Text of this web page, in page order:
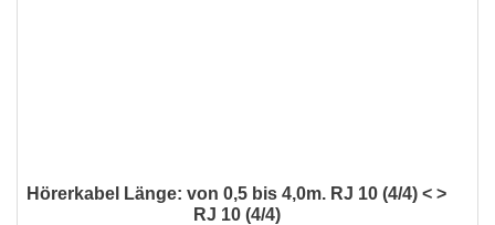
Hörerkabel Länge: von 0,5 bis 4,0m. RJ 10 (4/4) < >
RJ 10 (4/4)